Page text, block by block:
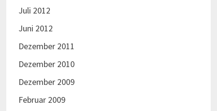
Juli 2012
Juni 2012
Dezember 2011
Dezember 2010
Dezember 2009
Februar 2009